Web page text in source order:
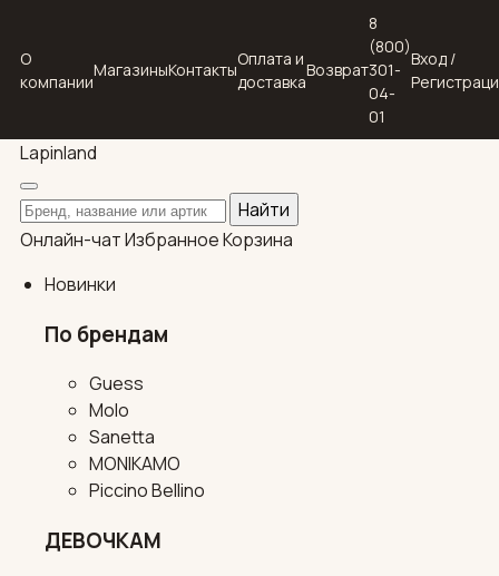
О
компании
МагазиныКонтакты
Оплата и
доставка
Возврат
8
(800)
301-
04-
01
Вход /
Lapinland
Поиск по каталогу
Найти
Онлайн-чатИзбранноеКорзина
Новинки
По брендам
Guess
Molo
Sanetta
MONIKAMO
Piccino Bellino
ДЕВОЧКАМ